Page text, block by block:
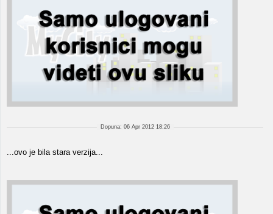
Dopuna: 06 Apr 2012 18:26
...ovo je bila stara verzija...